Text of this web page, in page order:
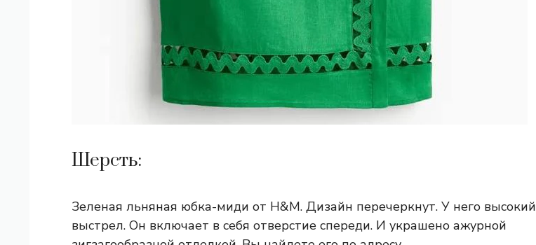
Шерсть:
Зеленая льняная юбка-миди от H&M. Дизайн перечеркнут. У него высокий
выстрел. Он включает в себя отверстие спереди. И украшено ажурной